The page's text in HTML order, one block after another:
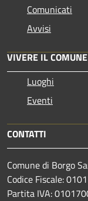
Comunicati
Avvisi
VIVERE IL COMUNE
Luoghi
Eventi
CONTATTI
Comune di Borgo
Codice Fiscale:
Partita IVA: